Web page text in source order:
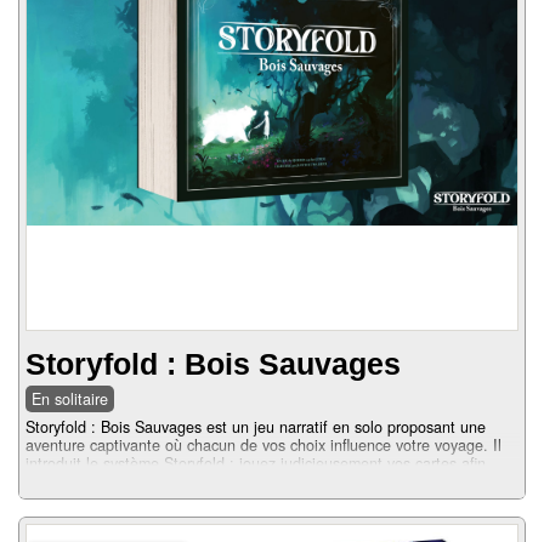
Storyfold : Bois Sauvages
En solitaire
Storyfold : Bois Sauvages est un jeu narratif en solo proposant une
aventure captivante où chacun de vos choix influence votre voyage. Il
introduit le système Storyfold : jouez judicieusement vos cartes afin